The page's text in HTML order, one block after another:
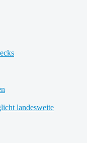
landesweite